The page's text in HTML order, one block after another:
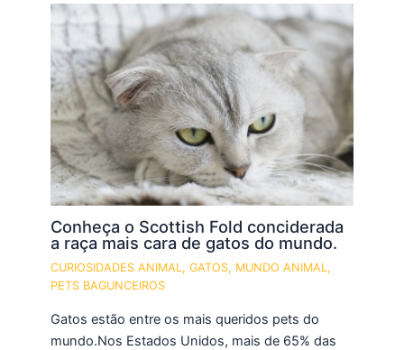
Conheça o Scottish Fold conciderada
a raça mais cara de gatos do mundo.
CURIOSIDADES ANIMAL,GATOS, MUNDO ANIMAL,
PETS BAGUNCEIROS
Gatos estão entre os mais queridos pets do
mundo.Nos Estados Unidos, mais de 65% das